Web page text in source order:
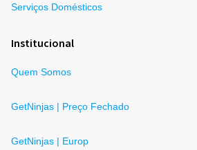
Serviços Domésticos
Institucional
Quem Somos
GetNinjas | Preço Fechado
GetNinjas | Europ